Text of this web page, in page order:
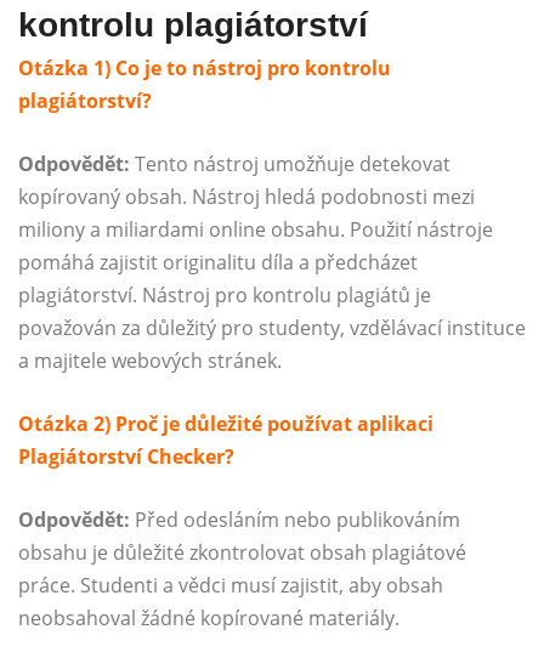
kontrolu plagiátorství
Otázka 1) Co je to nástroj pro kontrolu
plagiátorství?
Odpovědět: Tento nástroj umožňuje detekovat
kopírovaný obsah. Nástroj hledá podobnosti mezi
miliony a miliardami online obsahu. Použití nástroje
pomáhá zajistit originalitu díla a předcházet
plagiátorství. Nástroj pro kontrolu plagiátů je
považován za důležitý pro studenty, vzdělávací instituce
a majitele webových stránek.
Otázka 2) Proč je důležité používat aplikaci
Plagiátorství Checker?
Odpovědět: Před odesláním nebo publikováním
obsahu je důležité zkontrolovat obsah plagiátové
práce. Studenti a vědci musí zajistit, aby obsah
neobsahoval žádné kopírované materiály.